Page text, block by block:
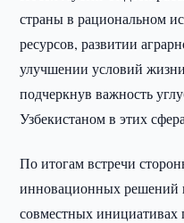
страны в рациональном
ресурсов, развитии
улучшении условий жизни
подчеркнув важность
Узбекистаном в этих
По итогам встречи
инновационных решений
совместных